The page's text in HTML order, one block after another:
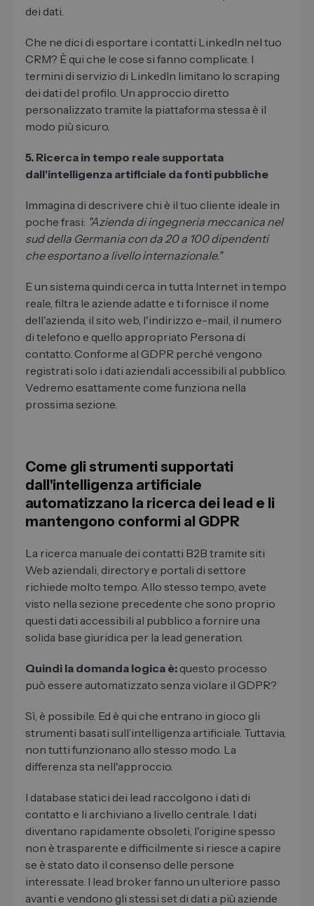
dei dati.
Che ne dici di esportare i contatti LinkedIn nel tuo
CRM? È qui che le cose si fanno complicate. I
termini di servizio di LinkedIn limitano lo scraping
dei dati del profilo. Un approccio diretto
personalizzato tramite la piattaforma stessa è il
modo più sicuro.
5. Ricerca in tempo reale supportata
dall'intelligenza artificiale da fonti pubbliche
Immagina di descrivere chi è il tuo cliente ideale in
poche frasi: "Azienda di ingegneria meccanica nel
sud della Germania con da 20 a 100 dipendenti
che esportano a livello internazionale."
E un sistema quindi cerca in tutta Internet in tempo
reale, filtra le aziende adatte e ti fornisce il nome
dell'azienda, il sito web, l'indirizzo e-mail, il numero
di telefono e quello appropriato Persona di
contatto. Conforme al GDPR perché vengono
registrati solo i dati aziendali accessibili al pubblico.
Vedremo esattamente come funziona nella
prossima sezione.
Come gli strumenti supportati
dall'intelligenza artificiale
automatizzano la ricerca dei lead e li
mantengono conformi al GDPR
La ricerca manuale dei contatti B2B tramite siti
Web aziendali, directory e portali di settore
richiede molto tempo. Allo stesso tempo, avete
visto nella sezione precedente che sono proprio
questi dati accessibili al pubblico a fornire una
solida base giuridica per la lead generation.
Quindi la domanda logica è: questo processo
può essere automatizzato senza violare il GDPR?
Sì, è possibile. Ed è qui che entrano in gioco gli
strumenti basati sull’intelligenza artificiale. Tuttavia,
non tutti funzionano allo stesso modo. La
differenza sta nell'approccio.
I database statici dei lead raccolgono i dati di
contatto e li archiviano a livello centrale. I dati
diventano rapidamente obsoleti, l'origine spesso
non è trasparente e difficilmente si riesce a capire
se è stato dato il consenso delle persone
interessate. I lead broker fanno un ulteriore passo
avanti e vendono gli stessi set di dati a più aziende